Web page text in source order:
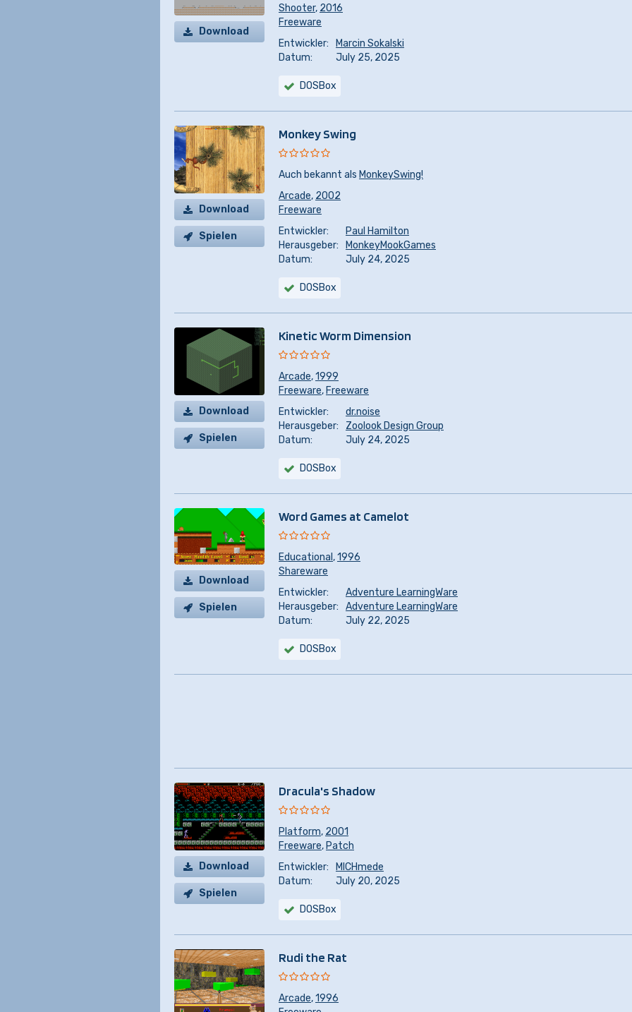
Download
Shooter, 2016
Freeware
Entwickler:
Marcin Sokalski
Datum:
July 25, 2025
DOSBox
Download
Spielen
Monkey Swing
Auch bekannt als MonkeySwing!
Arcade, 2002
Freeware
Entwickler:
Paul Hamilton
Herausgeber:
MonkeyMookGames
Datum:
July 24, 2025
DOSBox
Download
Spielen
Kinetic Worm Dimension
Arcade,1999
Freeware, Freeware
Entwickler:
dr.noise
Herausgeber:
Zoolook Design Group
Datum:
July 24, 2025
DOSBox
Download
Spielen
Word Games at Camelot
Educational ,1996
Shareware
Entwickler:
Adventure LearningWare
Herausgeber:
Adventure LearningWare
Datum:
July 22, 2025
DOSBox
Download
Spielen
Dracula's Shadow
Platform, 2001
Freeware, Patch
Entwickler:
MICHmede
Datum:
July 20, 2025
DOSBox
Rudi the Rat
Arcade,1996